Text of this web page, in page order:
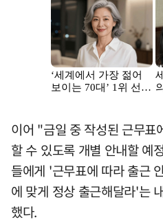
이어 "금일 중 작성된 근무표
할 수 있도록 개별 안내할 예
들에게 '근무표에 따라 출근
에 맞게 정상 출근해달라'는
했다.